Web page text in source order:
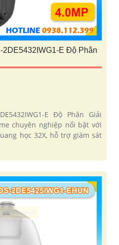
2DE5432IWG1-E Độ Phân
E Độ Phân Giải
chuyên nghiệp nổi bật với
học 32X, hỗ trợ giám sát